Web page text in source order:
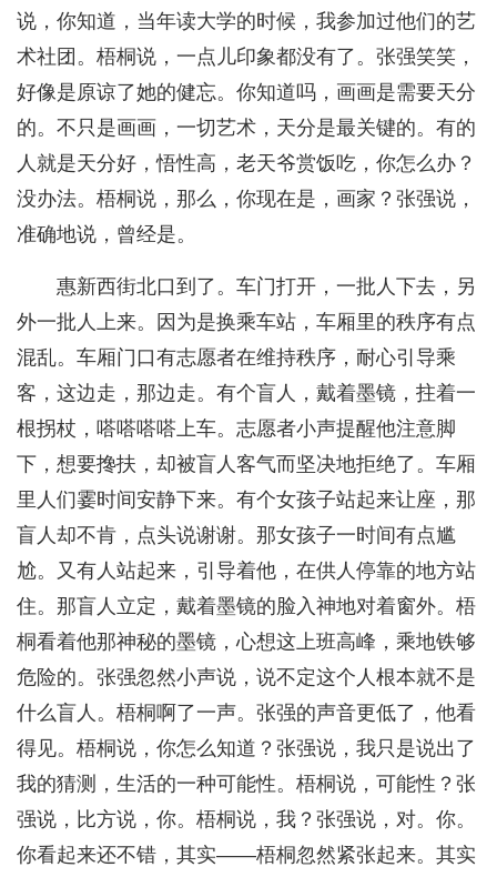
说，你知道，当年读大学的时候，我参加过他们的艺
术社团。梧桐说，一点儿印象都没有了。张强笑笑，
好像是原谅了她的健忘。你知道吗，画画是需要天分
的。不只是画画，一切艺术，天分是最关键的。有的
人就是天分好，悟性高，老天爷赏饭吃，你怎么办？
没办法。梧桐说，那么，你现在是，画家？张强说，
准确地说，曾经是。
惠新西街北口到了。车门打开，一批人下去，另
外一批人上来。因为是换乘车站，车厢里的秩序有点
混乱。车厢门口有志愿者在维持秩序，耐心引导乘
客，这边走，那边走。有个盲人，戴着墨镜，拄着一
根拐杖，嗒嗒嗒嗒上车。志愿者小声提醒他注意脚
下，想要搀扶，却被盲人客气而坚决地拒绝了。车厢
里人们霎时间安静下来。有个女孩子站起来让座，那
盲人却不肯，点头说谢谢。那女孩子一时间有点尴
尬。又有人站起来，引导着他，在供人停靠的地方站
住。那盲人立定，戴着墨镜的脸入神地对着窗外。梧
桐看着他那神秘的墨镜，心想这上班高峰，乘地铁够
危险的。张强忽然小声说，说不定这个人根本就不是
什么盲人。梧桐啊了一声。张强的声音更低了，他看
得见。梧桐说，你怎么知道？张强说，我只是说出了
我的猜测，生活的一种可能性。梧桐说，可能性？张
强说，比方说，你。梧桐说，我？张强说，对。你。
你看起来还不错，其实——梧桐忽然紧张起来。其实